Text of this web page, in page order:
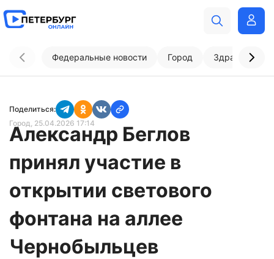
Федеральные новости Город
Поделиться:
Город, 25.04.2026 17:14
Александр Беглов
принял участие в
открытии светового
фонтана на аллее
Чернобыльцев